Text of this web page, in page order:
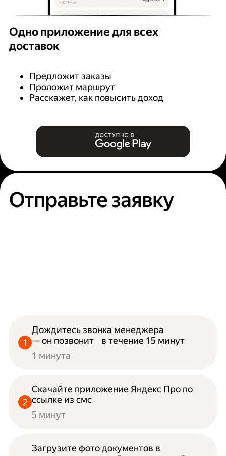
Одно приложение для всех
доставок
Предложит заказы
Проложит маршрут
Расскажет, как повысить доход
Отправьте заявку
Дождитесь звонка менеджера
— он позвонит в течение 15 минут
1 минута
Скачайте приложение Яндекс Про по
ссылке из смс
5 минут
Загрузите фото документов в